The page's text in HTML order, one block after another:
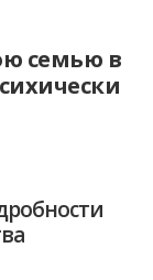
семью в